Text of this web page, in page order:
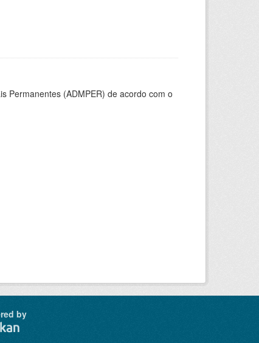
Permanentes (ADMPER) de acordo com o
by